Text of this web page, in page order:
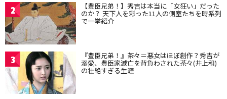
2 【豊臣兄弟！】秀吉は本当に「女狂い」だった
のか？ 天下人を彩った11人の側室たちを時系列
で一挙紹介
3 『豊臣兄弟！』茶々＝悪女はほぼ創作？秀吉が
溺愛、豊臣家滅亡を背負わされた茶々(井上和)
の壮絶すぎる生涯